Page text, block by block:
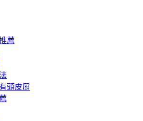
薦
頭皮屑